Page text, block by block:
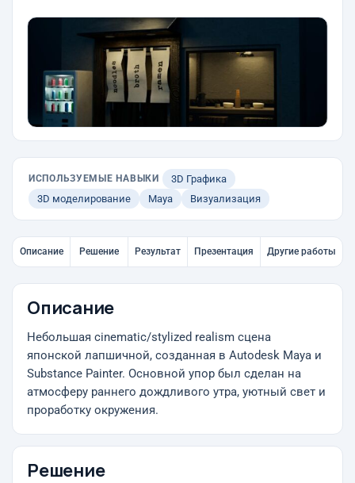
ИСПОЛЬЗУЕМЫЕ НАВЫКИ
3D Графика
3D моделирование
Maya Визуализация
Описание Решение Результат Презентация Другие работы
Описание
Небольшая cinematic/stylized realism сцена
японской лапшичной, созданная в Autodesk Maya и
Substance Painter. Основной упор был сделан на
атмосферу раннего дождливого утра, уютный свет и
проработку окружения.
Решение